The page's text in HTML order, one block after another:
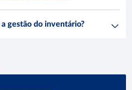
gestão do inventário?